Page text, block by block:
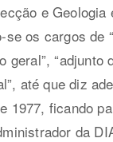
e Geologia
se os cargos de
geral”, “adjunto
até que diz
1977, ficando
da